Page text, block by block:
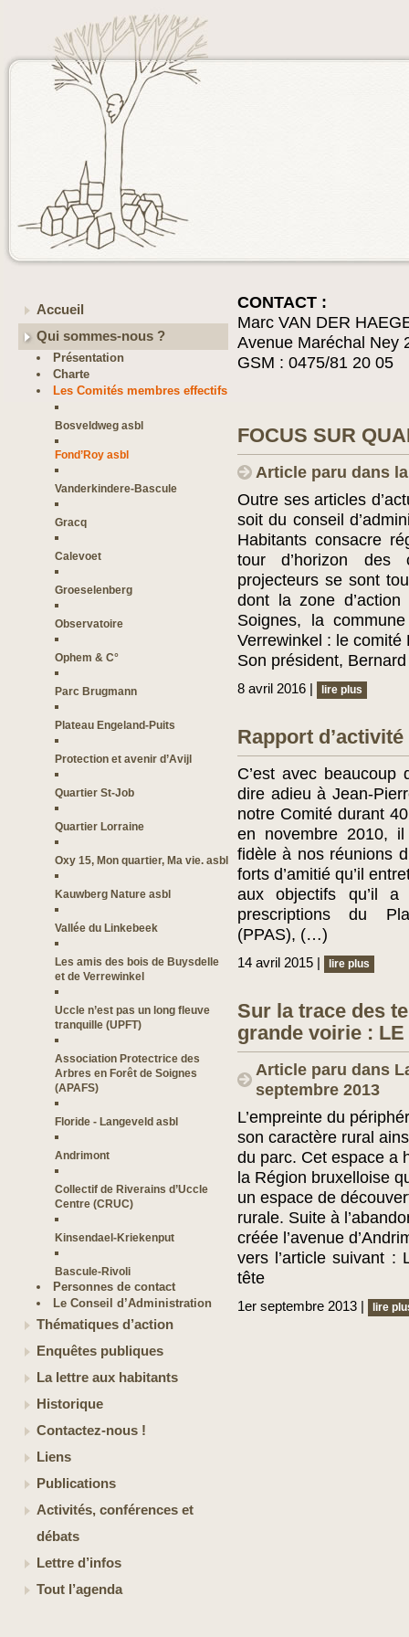
Accueil
Qui sommes-nous ?
Présentation
Charte
Les Comités membres effectifs
Bosveldweg asbl
Fond’Roy asbl
Vanderkindere-Bascule
Gracq
Calevoet
Groeselenberg
Observatoire
Ophem & C°
Parc Brugmann
Plateau Engeland-Puits
Protection et avenir d’Avijl
Quartier St-Job
Quartier Lorraine
Oxy 15, Mon quartier, Ma vie. asbl
Kauwberg Nature asbl
Vallée du Linkebeek
Les amis des bois de Buysdelle
et de Verrewinkel
Uccle n’est pas un long fleuve
tranquille (UPFT)
Association Protectrice des
Arbres en Forêt de Soignes
(APAFS)
Floride - Langeveld asbl
Andrimont
Collectif de Riverains d’Uccle
Centre (CRUC)
Kinsendael-Kriekenput
Bascule-Rivoli
Personnes de contact
Le Conseil d’Administration
Thématiques d’action
Enquêtes publiques
La lettre aux habitants
Historique
Contactez-nous !
Liens
Publications
Activités, conférences et
débats
Lettre d’infos
Tout l’agenda
CONTACT :
Marc VAN DER
Avenue Maréchal Ney
GSM : 0475/81 20 05
FOCUS SUR
Article paru dans
Outre ses articles
soit du conseil
Habitants consacre
tour d’horizon des
projecteurs se sont
dont la zone
Soignes, la
Verrewinkel : le comité
Son président,
8 avril 2016 | lire plus
Rapport d’activité
C’est avec beaucoup
dire adieu à Jean-
notre Comité durant
en novembre 2010,
fidèle à nos réunions
forts d’amitié qu’il
aux objectifs qu’il a
prescriptions du
(PPAS), (…)
14 avril 2015 | lire plus
Sur la trace des
grande voirie : LE
Article paru dans
septembre 2013
L’empreinte du
son caractère rural
du parc. Cet espace a
la Région bruxelloise
un espace de
rurale. Suite à
créée l’avenue
vers l’article suivant :
tête
1er septembre 2013 | lire